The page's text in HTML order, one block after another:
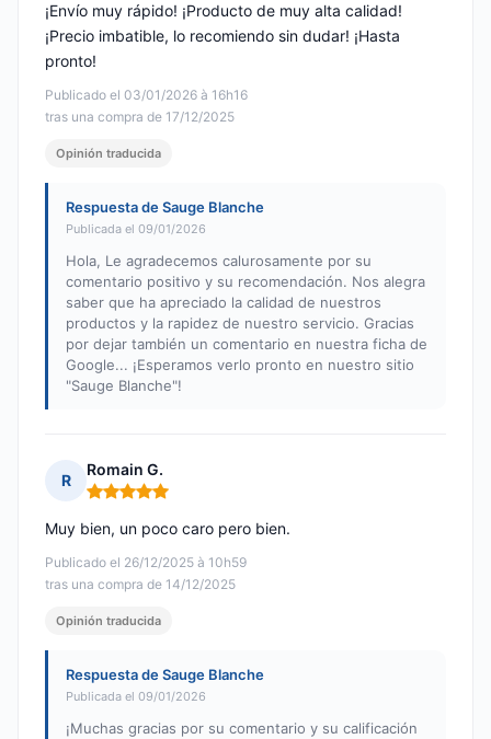
Publicado el 03/01/2026 à 16h16
tras una compra de 17/12/2025
¡Envío muy rápido! ¡Producto de muy alta calidad!
¡Precio imbatible, lo recomiendo sin dudar! ¡Hasta
pronto!
Opinión traducida
Respuesta de Sauge Blanche
Publicada el 09/01/2026
Hola, Le agradecemos calurosamente por su
comentario positivo y su recomendación. Nos alegra
saber que ha apreciado la calidad de nuestros
productos y la rapidez de nuestro servicio. Gracias
por dejar también un comentario en nuestra ficha de
Google... ¡Esperamos verlo pronto en nuestro sitio
"Sauge Blanche"!
R
Romain G.
Nota: 5 de 5
Publicado el 26/12/2025 à 10h59
tras una compra de 14/12/2025
Muy bien, un poco caro pero bien.
Opinión traducida
Respuesta de Sauge Blanche
Publicada el 09/01/2026
¡Muchas gracias por su comentario y su calificación